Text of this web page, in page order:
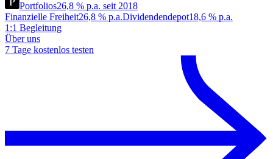
Portfolios26,8 % p.a. seit 2018
Finanzielle Freiheit26,8 % p.a.Dividendendepot18,6 % p.a.
1:1 Begleitung
Über uns
7 Tage kostenlos testen